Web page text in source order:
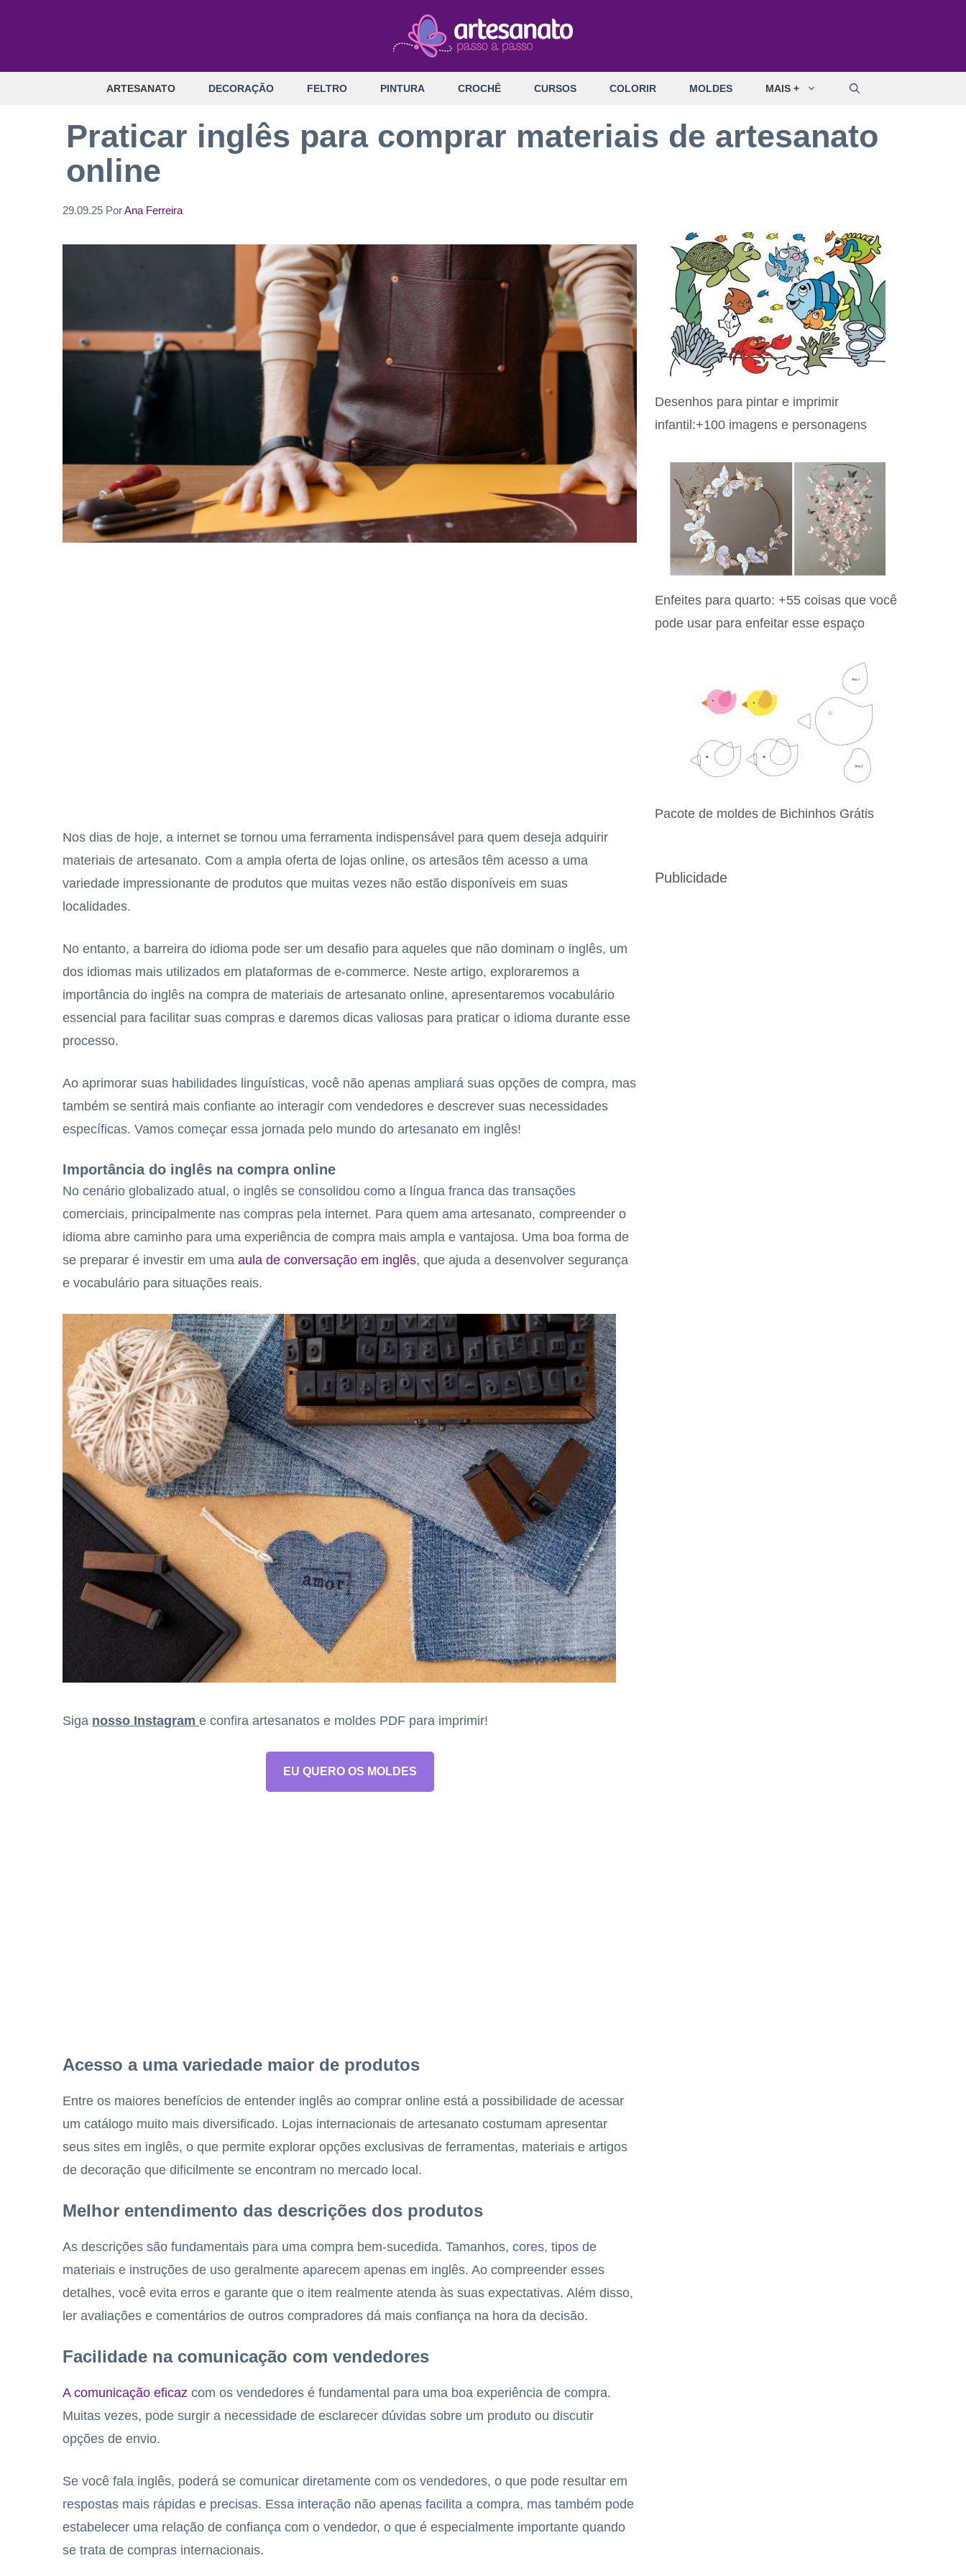
ARTESANATO DECORAÇÃO FELTRO PINTURA CROCHÊ CURSOS COLORIR MOLDES MAIS +
Praticar inglês para comprar materiais de artesanato
online
29.09.25 PorAna Ferreira
Nos dias de hoje, a internet se tornou uma ferramenta indispensável para quem deseja adquirir
materiais de artesanato. Com a ampla oferta de lojas online, os artesãos têm acesso a uma
variedade impressionante de produtos que muitas vezes não estão disponíveis em suas
localidades.
No entanto, a barreira do idioma pode ser um desafio para aqueles que não dominam o inglês, um
dos idiomas mais utilizados em plataformas de e-commerce. Neste artigo, exploraremos a
importância do inglês na compra de materiais de artesanato online, apresentaremos vocabulário
essencial para facilitar suas compras e daremos dicas valiosas para praticar o idioma durante esse
processo.
Ao aprimorar suas habilidades linguísticas, você não apenas ampliará suas opções de compra, mas
também se sentirá mais confiante ao interagir com vendedores e descrever suas necessidades
específicas. Vamos começar essa jornada pelo mundo do artesanato em inglês!
Importância do inglês na compra online
No cenário globalizado atual, o inglês se consolidou como a língua franca das transações
comerciais, principalmente nas compras pela internet. Para quem ama artesanato, compreender o
idioma abre caminho para uma experiência de compra mais ampla e vantajosa. Uma boa forma de
se preparar é investir em uma aula de conversação em inglês, que ajuda a desenvolver segurança
e vocabulário para situações reais.
Siga nosso Instagram e confira artesanatos e moldes PDF para imprimir!
EU QUERO OS MOLDES
Acesso a uma variedade maior de produtos
Entre os maiores benefícios de entender inglês ao comprar online está a possibilidade de acessar
um catálogo muito mais diversificado. Lojas internacionais de artesanato costumam apresentar
seus sites em inglês, o que permite explorar opções exclusivas de ferramentas, materiais e artigos
de decoração que dificilmente se encontram no mercado local.
Melhor entendimento das descrições dos produtos
As descrições são fundamentais para uma compra bem-sucedida. Tamanhos, cores, tipos de
materiais e instruções de uso geralmente aparecem apenas em inglês. Ao compreender esses
detalhes, você evita erros e garante que o item realmente atenda às suas expectativas. Além disso,
ler avaliações e comentários de outros compradores dá mais confiança na hora da decisão.
Facilidade na comunicação com vendedores
A comunicação eficaz com os vendedores é fundamental para uma boa experiência de compra.
Muitas vezes, pode surgir a necessidade de esclarecer dúvidas sobre um produto ou discutir
opções de envio.
Se você fala inglês, poderá se comunicar diretamente com os vendedores, o que pode resultar em
respostas mais rápidas e precisas. Essa interação não apenas facilita a compra, mas também pode
estabelecer uma relação de confiança com o vendedor, o que é especialmente importante quando
se trata de compras internacionais.
Desenhos para pintar e imprimir
infantil:+100 imagens e personagens
Enfeites para quarto: +55 coisas que você
pode usar para enfeitar esse espaço
Pacote de moldes de Bichinhos Grátis
Publicidade